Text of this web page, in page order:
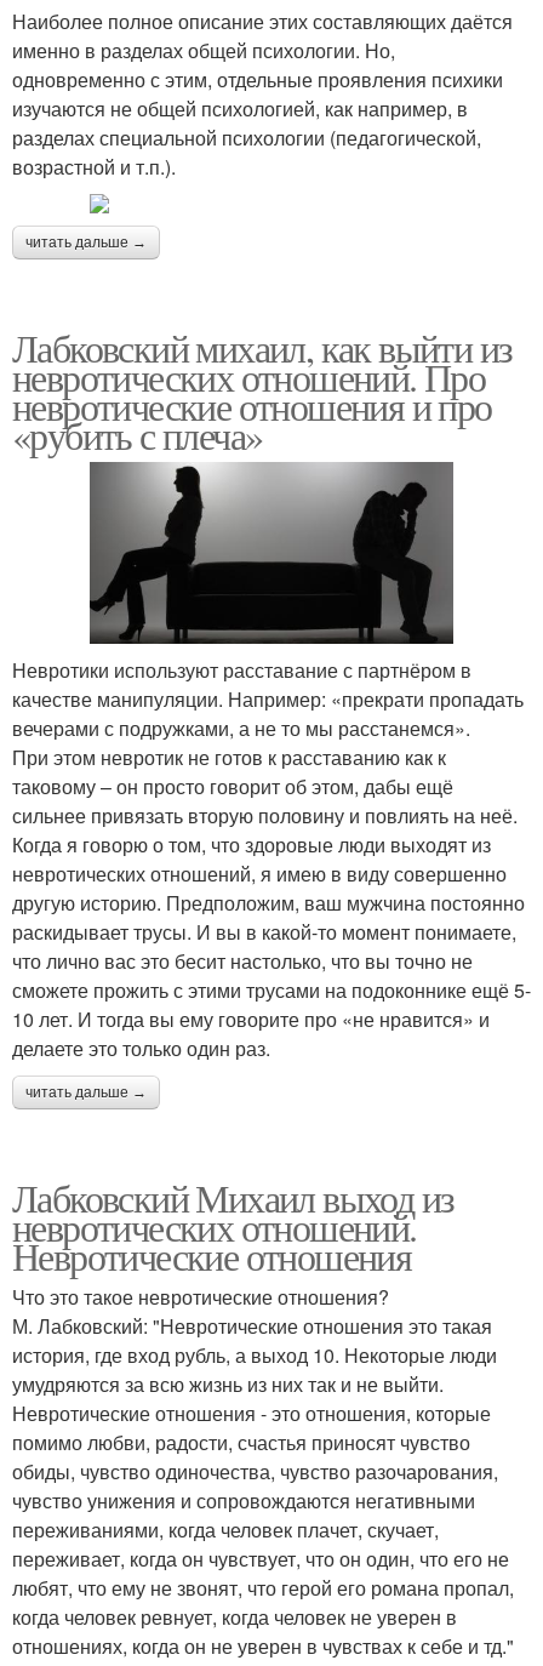
Наиболее полное описание этих составляющих даётся
именно в разделах общей психологии. Но,
одновременно с этим, отдельные проявления психики
изучаются не общей психологией, как например, в
разделах специальной психологии (педагогической,
возрастной и т.п.).
читать дальше →
Лабковский михаил, как выйти из
невротических отношений. Про
невротические отношения и про
«рубить с плеча»
Невротики используют расставание с партнёром в
качестве манипуляции. Например: «прекрати пропадать
вечерами с подружками, а не то мы расстанемся».
При этом невротик не готов к расставанию как к
таковому – он просто говорит об этом, дабы ещё
сильнее привязать вторую половину и повлиять на неё.
Когда я говорю о том, что здоровые люди выходят из
невротических отношений, я имею в виду совершенно
другую историю. Предположим, ваш мужчина постоянно
раскидывает трусы. И вы в какой-то момент понимаете,
что лично вас это бесит настолько, что вы точно не
сможете прожить с этими трусами на подоконнике ещё 5-
10 лет. И тогда вы ему говорите про «не нравится» и
делаете это только один раз.
читать дальше →
Лабковский Михаил выход из
невротических отношений.
Невротические отношения
Что это такое невротические отношения?
М. Лабковский: "Невротические отношения это такая
история, где вход рубль, а выход 10. Некоторые люди
умудряются за всю жизнь из них так и не выйти.
Невротические отношения - это отношения, которые
помимо любви, радости, счастья приносят чувство
обиды, чувство одиночества, чувство разочарования,
чувство унижения и сопровождаются негативными
переживаниями, когда человек плачет, скучает,
переживает, когда он чувствует, что он один, что его не
любят, что ему не звонят, что герой его романа пропал,
когда человек ревнует, когда человек не уверен в
отношениях, когда он не уверен в чувствах к себе и тд."